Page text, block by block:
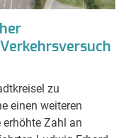
zu
einen weiteren
erhöhte Zahl an